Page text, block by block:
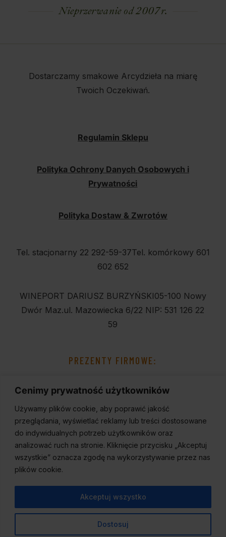
Cenimy prywatność użytkowników
Używamy plików cookie, aby poprawić jakość
przeglądania, wyświetlać reklamy lub treści dostosowane
do indywidualnych potrzeb użytkowników oraz
analizować ruch na stronie. Kliknięcie przycisku „Akceptuj
wszystkie” oznacza zgodę na wykorzystywanie przez nas
plików cookie.
Dostosuj
Akceptuj wszystko
Nieprzerwanie od 2007 r.
Dostarczamy smakowe Arcydzieła na miarę
Twoich Oczekiwań.
Regulamin Sklepu
Polityka Ochrony Danych Osobowych i
Prywatności
Polityka Dostaw & Zwrotów
Tel. stacjonarny 22 292-59-37Tel. komórkowy 601
602 652
WINEPORT DARIUSZ BURZYŃSKI05-100 Nowy
Dwór Maz.ul. Mazowiecka 6/22 NIP: 531 126 22
59
PREZENTY FIRMOWE: